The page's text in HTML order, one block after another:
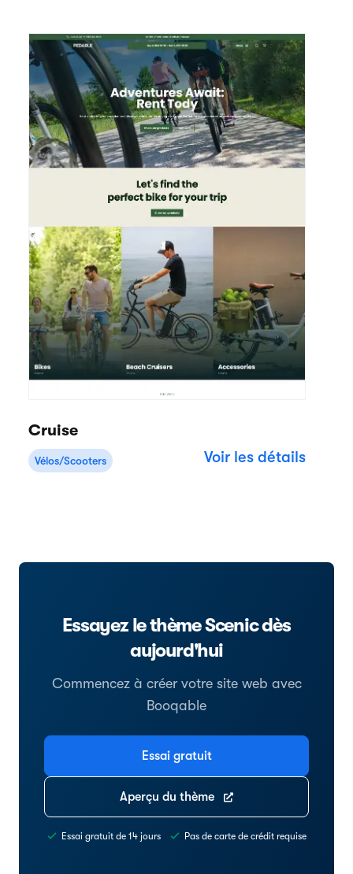
Cruise
Vélos/Scooters Voir les détails
Essayez le thème Scenic dès
aujourd'hui
Commencez à créer votre site web avec
Booqable
Essai gratuit
Aperçu du thème
Essai gratuit de 14 jours Pas de carte de crédit requise